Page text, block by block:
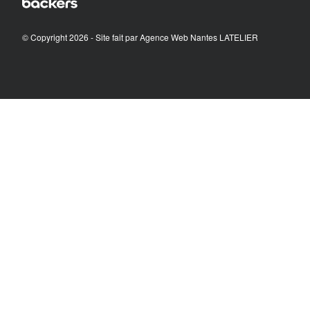
© Copyright 2026 - Site fait parAgence Web Nantes LATELIER